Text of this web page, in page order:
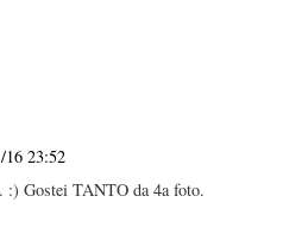
16 23:52
:) Gostei TANTO da 4a foto.